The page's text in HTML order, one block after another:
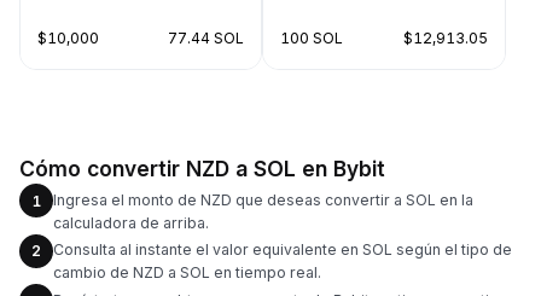
$10,000 77.44 SOL 100 SOL $12,913.05
Cómo convertir NZD a SOL en Bybit
1
Ingresa el monto de NZD que deseas convertir a SOL en la
calculadora de arriba.
2
Consulta al instante el valor equivalente en SOL según el tipo de
cambio de NZD a SOL en tiempo real.